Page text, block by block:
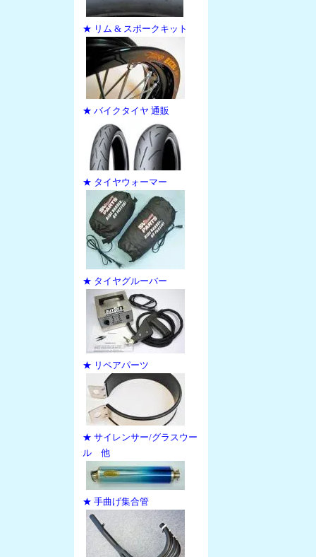
★ リム & スポークキット
★ バイクタイヤ 通販
★ タイヤウォーマー
★ タイヤグルーバー
★ リペアパーツ
★ サイレンサー/グラスウー
ル 他
★ 手曲げ集合管